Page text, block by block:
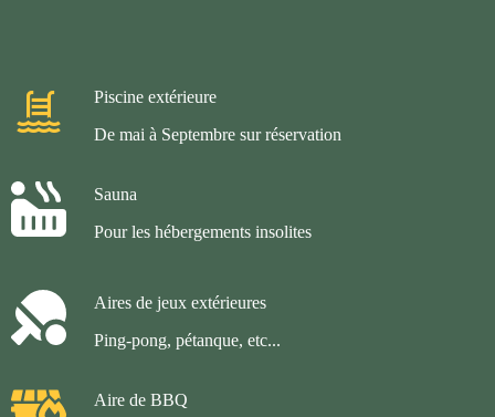
Piscine extérieure
De mai à Septembre sur réservation
Sauna
Pour les hébergements insolites
Aires de jeux extérieures
Ping-pong, pétanque, etc...
Aire de BBQ